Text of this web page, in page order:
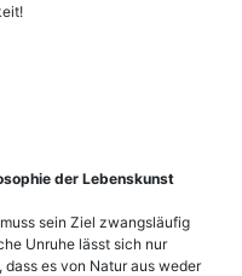
der Lebenskunst
sein Ziel zwangsläufig
Unruhe lässt sich nur
es von Natur aus weder